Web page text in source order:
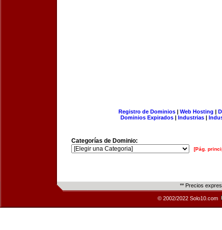
Registro de Dominios| Web Hosting |
Dominios Expirados | Industrias |
Categorías de Dominio:
[Pág.
** Precios
© 2002/2022 Solo10.com